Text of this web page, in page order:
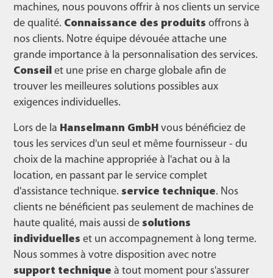
machines, nous pouvons offrir à nos clients un service
de qualité. Connaissance des produits offrons à
nos clients. Notre équipe dévouée attache une
grande importance à la personnalisation des services.
Conseil et une prise en charge globale afin de
trouver les meilleures solutions possibles aux
exigences individuelles.
Lors de la Hanselmann GmbH vous bénéficiez de
tous les services d'un seul et même fournisseur - du
choix de la machine appropriée à l'achat ou à la
location, en passant par le service complet
d'assistance technique. service technique. Nos
clients ne bénéficient pas seulement de machines de
haute qualité, mais aussi de solutions
individuelles et un accompagnement à long terme.
Nous sommes à votre disposition avec notre
support technique à tout moment pour s'assurer